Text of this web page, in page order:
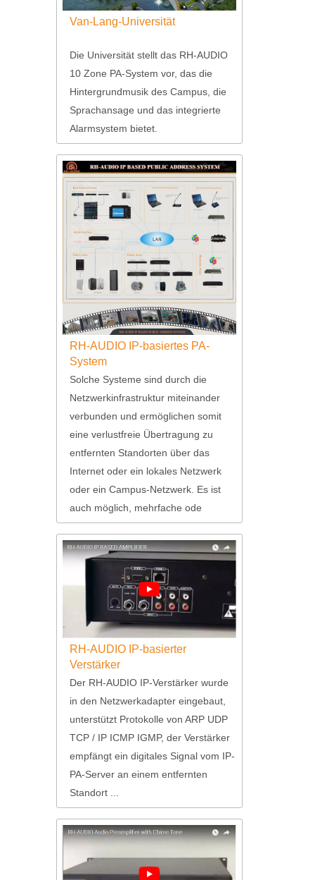
Van-Lang-Universität
Die Universität stellt das RH-AUDIO
10 Zone PA-System vor, das die
Hintergrundmusik des Campus, die
Sprachansage und das integrierte
Alarmsystem bietet.
RH-AUDIO IP-basiertes PA-
System
Solche Systeme sind durch die
Netzwerkinfrastruktur miteinander
verbunden und ermöglichen somit
eine verlustfreie Übertragung zu
entfernten Standorten über das
Internet oder ein lokales Netzwerk
oder ein Campus-Netzwerk. Es ist
auch möglich, mehrfache ode
RH-AUDIO IP-basierter
Verstärker
Der RH-AUDIO IP-Verstärker wurde
in den Netzwerkadapter eingebaut,
unterstützt Protokolle von ARP UDP
TCP / IP ICMP IGMP, der Verstärker
empfängt ein digitales Signal vom IP-
PA-Server an einem entfernten
Standort ...